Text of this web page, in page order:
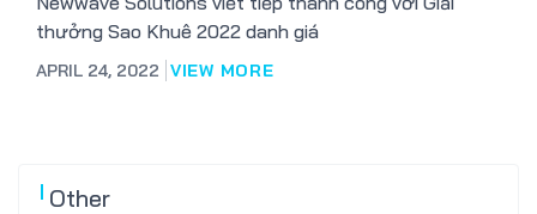
thưởng Sao Khuê 2022 danh giá
APRIL 24, 2022 VIEW MORE
Other